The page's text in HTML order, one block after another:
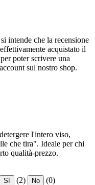
intende che la recensione
acquistato il
poter scrivere una
sul nostro shop.
l'intero viso,
che tira". Ideale per chi
qualità-prezzo.
Sì (2) No (0)